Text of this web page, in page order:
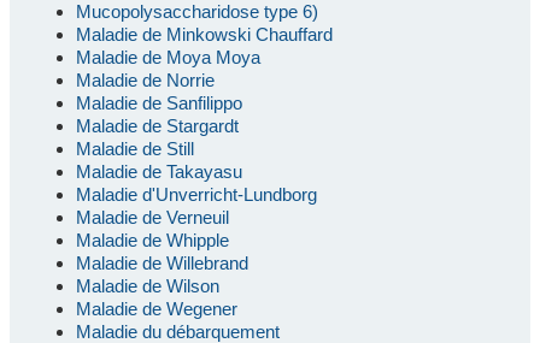
Mucopolysaccharidose type 6)
Maladie de Minkowski Chauffard
Maladie de Moya Moya
Maladie de Norrie
Maladie de Sanfilippo
Maladie de Stargardt
Maladie de Still
Maladie de Takayasu
Maladie d'Unverricht-Lundborg
Maladie de Verneuil
Maladie de Whipple
Maladie de Willebrand
Maladie de Wilson
Maladie de Wegener
Maladie du débarquement